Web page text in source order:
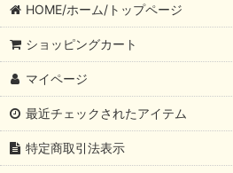
HOME/ホーム/トップページ
ショッピングカート
マイページ
最近チェックされたアイテム
特定商取引法表示